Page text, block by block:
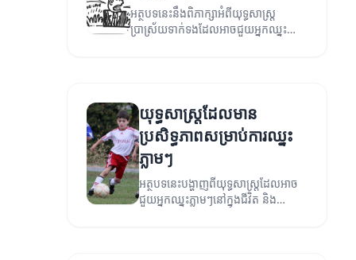
អត្ថបទនេះនឹងពិភាក្សាអំពីយុទ្ធសាស្ត្រ
ប្រាស្រ័យទាក់ទងដែលអាចជួយអ្នកឈ្នះ
យុទ្ធសាស្ត្រដែលមាន
ប្រសិទ្ធភាពសម្រាប់ការឈ្នះ
ភ្លាមៗ
អត្ថបទនេះបង្ហាញពីយុទ្ធសាស្ត្រដែលអាច
ជួយអ្នកឈ្នះភ្លាមៗនៅក្នុងជីវិត និង